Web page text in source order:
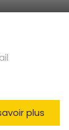
plus